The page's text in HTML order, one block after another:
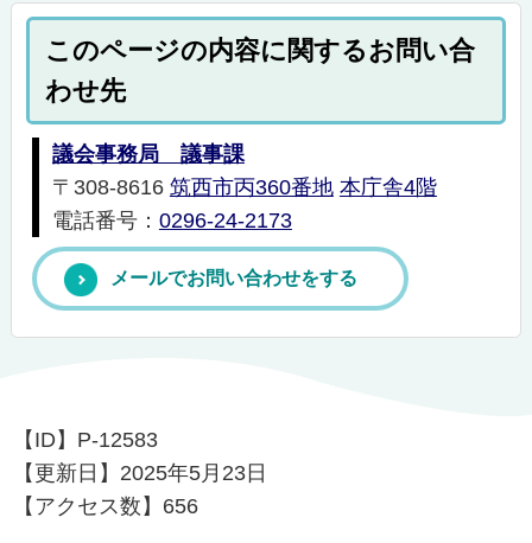
このページの内容に関するお問い合
わせ先
議会事務局 議事課
〒308-8616 筑西市丙360番地 本庁舎4階
電話番号： 0296-24-2173
メールでお問い合わせをする
【ID】 P-12583
【更新日】 2025年5月23日
【アクセス数】 656